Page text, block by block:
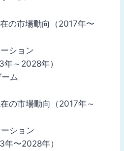
の市場動向（2017年〜
ション
～2028年）
ム
の市場動向（2017年～
ション
〜2028年）